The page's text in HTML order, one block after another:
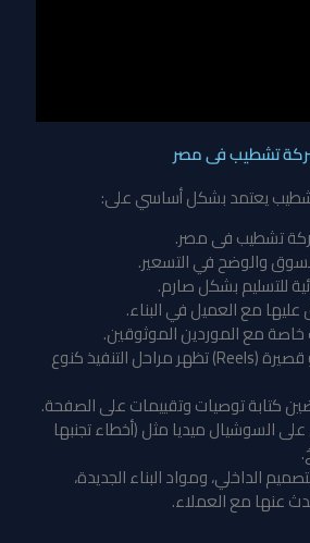
تشطيب فى مصر
يعتمد بشكل أساسي على:
تشطيب فى مصر.
والوضح في التسعير.
للتسليم بشكل صارم.
مع العميل في البناء.
خاصة مع الموردين الموثوقين.
استخدم مقاطع فيديو قصيرة (Reels) تظهر مراحل التنفيذ كنوع
كتابة توصيات وتقييمات على الصفحة.
السوشيال ميديا مثل (أخطاء تجنبها
الداخلي، ومواد البناء الجديدة،
عنها مع العملاء.